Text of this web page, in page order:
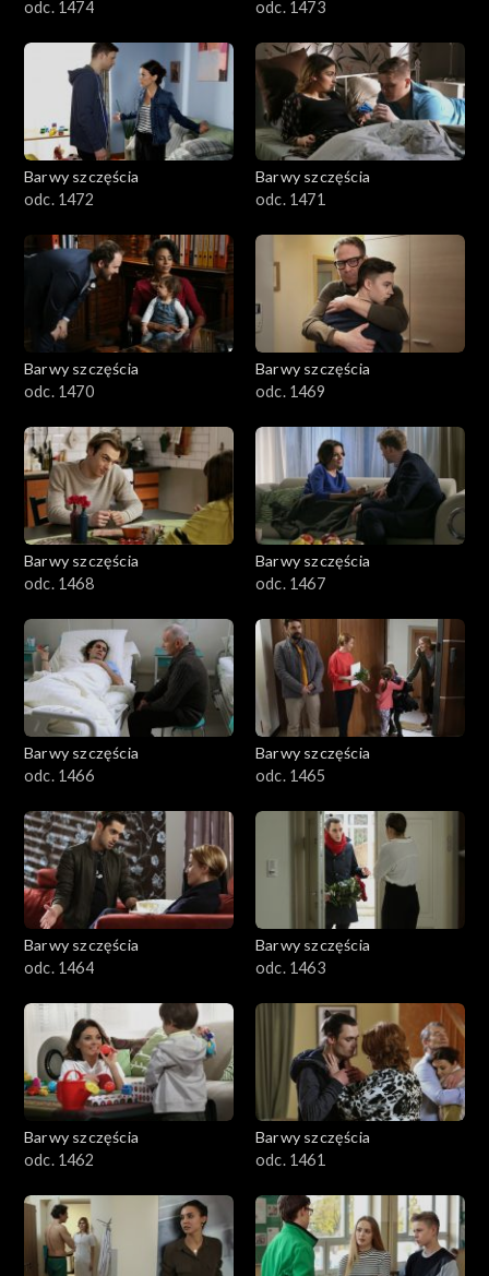
odc. 1474 odc. 1473
Barwy szczęścia
odc. 1472
Barwy szczęścia
odc. 1471
Barwy szczęścia
odc. 1470
Barwy szczęścia
odc. 1469
Barwy szczęścia
odc. 1468
Barwy szczęścia
odc. 1467
Barwy szczęścia
odc. 1466
Barwy szczęścia
odc. 1465
Barwy szczęścia
odc. 1464
Barwy szczęścia
odc. 1463
Barwy szczęścia
odc. 1462
Barwy szczęścia
odc. 1461